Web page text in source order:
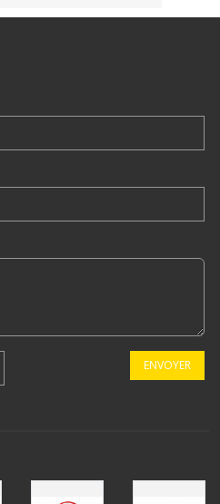
ENVOYER